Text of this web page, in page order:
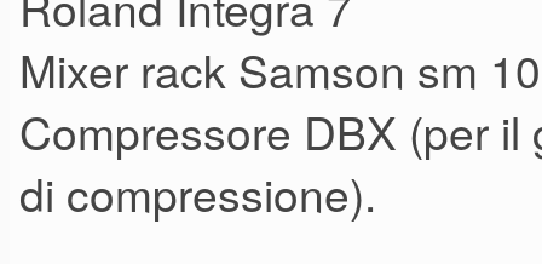
Mixer rack Samson sm 10
Compressore DBX (per
di compressione).